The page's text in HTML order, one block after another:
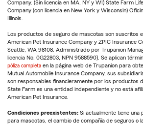
Company. (Sin licencia en MA, NY y WI) State Farm
Company (con licencia en New York y Wisconsin)
Illinois.
Los productos de seguro de mascotas son suscritos
American Pet Insurance Company y ZPIC Insurance
Seattle, WA 98108. Administrado por Trupanion
licencia No. 0G22803, NPN 9588590). Se aplican
póliza completa en la página web de Trupanion para
Mutual Automobile Insurance Company, sus
son responsables financieramente por los productos
State Farm es una entidad independiente y no está
American Pet Insurance.
Condiciones preexistentes: Si actualmente tiene una
para mascotas, el cambio de compañía de seguros o